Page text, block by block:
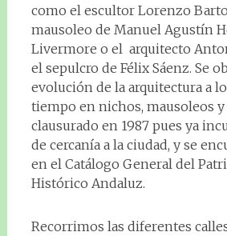
como el escultor Lorenzo
mausoleo de Manuel Agustín
Livermore o el arquitecto
el sepulcro de Félix Sáenz. Se
evolución de la arquitectura a
tiempo en nichos, mausoleos
clausurado en 1987 pues ya
de cercanía a la ciudad, y se
en el Catálogo General del
Histórico Andaluz.
Recorrimos las diferentes